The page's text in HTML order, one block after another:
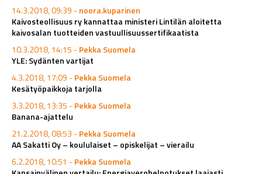
14.3.2018, 09:39 -noora.kuparinen
Kaivosteollisuus ry kannattaa ministeri Lintilän aloitetta
kaivosalan tuotteiden vastuullisuussertifikaatista
10.3.2018, 14:15 -Pekka Suomela
YLE: Sydänten vartijat
4.3.2018, 17:09 -Pekka Suomela
Kesätyöpaikkoja tarjolla
3.3.2018, 13:35 -Pekka Suomela
Banana-ajattelu
21.2.2018, 08:53 -Pekka Suomela
AA Sakatti Oy – koululaiset – opiskelijat – vierailu
6.2.2018, 10:51 -Pekka Suomela